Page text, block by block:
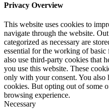
Privacy Overview
This website uses cookies to
navigate through the website.
categorized as necessary are
essential for the working of
also use third-party cookies that
you use this website. These
only with your consent. You also
cookies. But opting out of some
browsing experience.
Necessary